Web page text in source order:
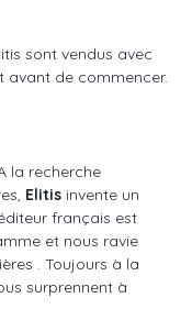
sont vendus avec
avant de commencer.
la recherche
Elitis invente un
français est
et nous ravie
. Toujours à la
surprennent à